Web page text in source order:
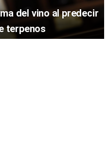
del vino al predecir
terpenos